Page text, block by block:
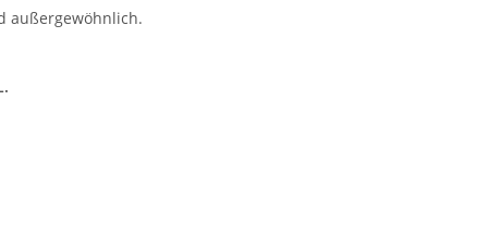
außergewöhnlich.